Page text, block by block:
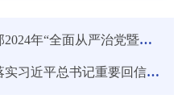
严治党暨党风廉政”“机关作风”建设工作会议召开
要回信精神和学校巡察整改反馈意见，不断加强作风建设